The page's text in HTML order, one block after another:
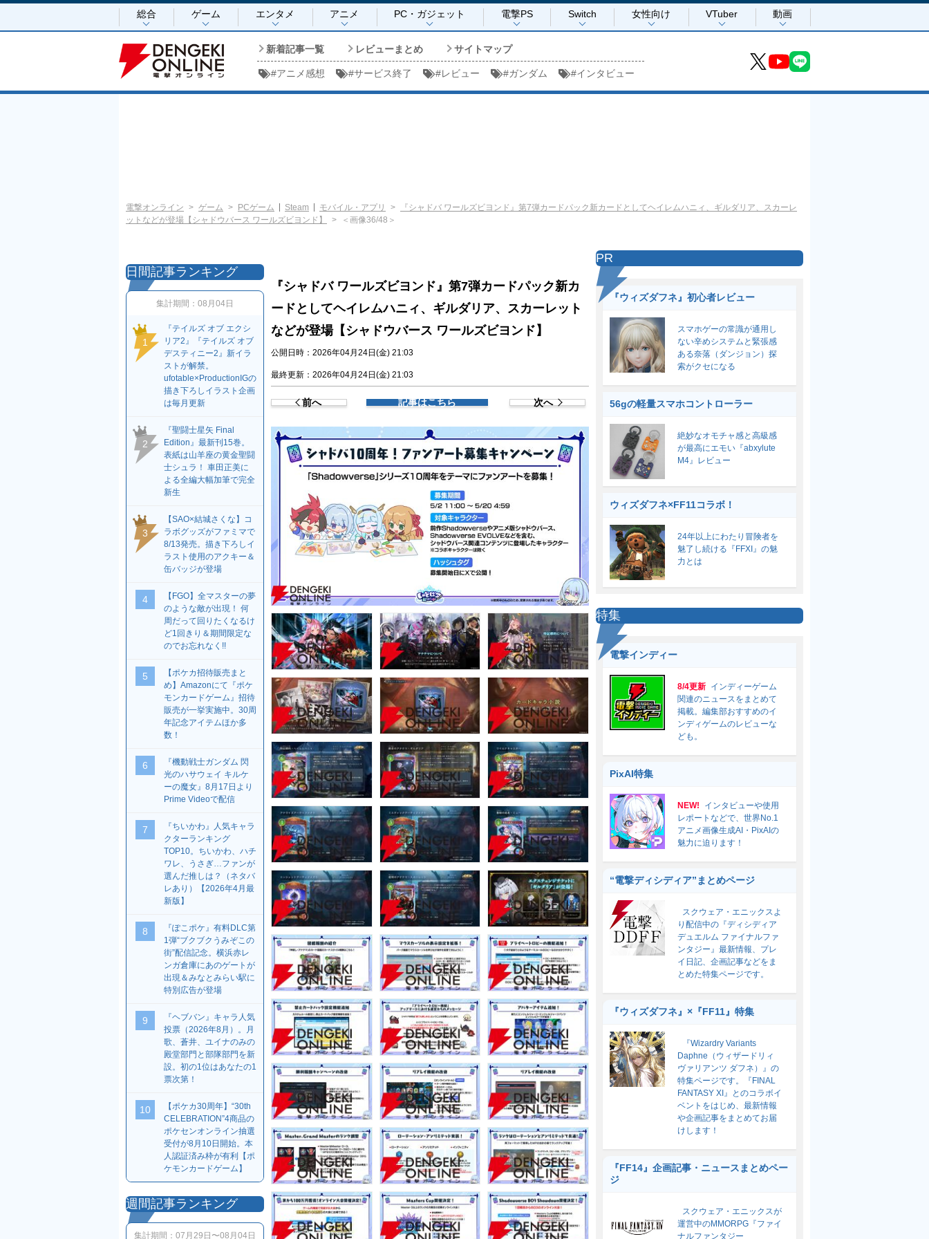
総合 ゲーム エンタメ アニメ PC・ガジェット 電撃PS Switch 女性向け VTuber 動画
新着記事一覧 レビューまとめ サイトマップ
#アニメ感想 #サービス終了 #レビュー #ガンダム #インタビュー
電撃オンライン ゲーム PCゲーム Steam モバイル・アプリ
『シャドバ ワールズビヨンド』第7弾カードパック新カードとしてヘイレムハニィ、ギルダリア、スカーレ
ットなどが登場【シャドウバース ワールズビヨンド】
＜画像36/48＞
『シャドバ ワールズビヨンド』第7弾カードパック新カ
ードとしてヘイレムハニィ、ギルダリア、スカーレット
などが登場【シャドウバース ワールズビヨンド】
公開日時：2026年04月24日(金) 21:03
最終更新：2026年04月24日(金) 21:03
前へ 記事はこちら 次へ
日間記事ランキング
集計期間： 08月04日
1
『テイルズ オブ エクシ
リア2』『テイルズ オブ
デスティニー2』新イラ
ストが解禁。
ufotable×ProductionIGの
描き下ろしイラスト企画
は毎月更新
2
『聖闘士星矢 Final
Edition』最新刊15巻。
表紙は山羊座の黄金聖闘
士シュラ！ 車田正美に
よる全編大幅加筆で完全
新生
3
【SAO×結城さくな】コ
ラボグッズがファミマで
8/13発売。描き下ろしイ
ラスト使用のアクキー＆
缶バッジが登場
4
【FGO】全マスターの夢
のような敵が出現！ 何
周だって回りたくなるけ
ど1回きり＆期間限定な
のでお忘れなく!!
5
【ポケカ招待販売まと
め】Amazonにて『ポケ
モンカードゲーム』招待
販売が一挙実施中。30周
年記念アイテムほか多
数！
6
『機動戦士ガンダム 閃
光のハサウェイ キルケ
ーの魔女』8月17日より
Prime Videoで配信
7
『ちいかわ』人気キャラ
クターランキング
TOP10。ちいかわ、ハチ
ワレ、うさぎ…ファンが
選んだ推しは？（ネタバ
レあり）【2026年4月最
新版】
8
『ぽこポケ』有料DLC第
1弾“ブクブクうみぞこの
街”配信記念。横浜赤レ
ンガ倉庫にあのゲートが
出現＆みなとみらい駅に
特別広告が登場
9
『ヘブバン』キャラ人気
投票（2026年8月）。月
歌、蒼井、ユイナのみの
殿堂部門と部隊部門を新
設。初の1位はあなたの1
票次第！
10
【ポケカ30周年】“30th
CELEBRATION”4商品の
ポケセンオンライン抽選
受付が8月10日開始。本
人認証済み枠が有利【ポ
ケモンカードゲーム】
週間記事ランキング
集計期間： 07月29日〜08月04日
PR
『ウィズダフネ』初心者レビュー
スマホゲーの常識が通用し
ない辛めシステムと緊張感
ある奈落（ダンジョン）探
索がクセになる
56gの軽量スマホコントローラー
絶妙なオモチャ感と高級感
が最高にエモい『abxylute
M4』レビュー
ウィズダフネ×FF11コラボ！
24年以上にわたり冒険者を
魅了し続ける『FFXI』の魅
力とは
特集
電撃インディー
8/4更新 インディーゲーム
関連のニュースをまとめて
掲載。編集部おすすめのイ
ンディゲームのレビューな
ども。
PixAI特集
NEW!
インタビューや使用
レポートなどで、世界No.1
アニメ画像生成AI・PixAIの
魅力に迫ります！
“電撃ディシディア”まとめページ
スクウェア・エニックスよ
り配信中の『ディシディア
デュエルム ファイナルファ
ンタジー』最新情報、プレ
イ日記、企画記事などをま
とめた特集ページです。
『ウィズダフネ』×『FF11』特集
『Wizardry Variants
Daphne（ウィザードリィ
ヴァリアンツ ダフネ）』の
特集ページです。『FINAL
FANTASY XI』とのコラボイ
ベントをはじめ、最新情報
や企画記事をまとめてお届
けします！
『FF14』企画記事・ニュースまとめペー
ジ
スクウェア・エニックスが
運営中のMMORPG『ファイ
ナルファンタジー